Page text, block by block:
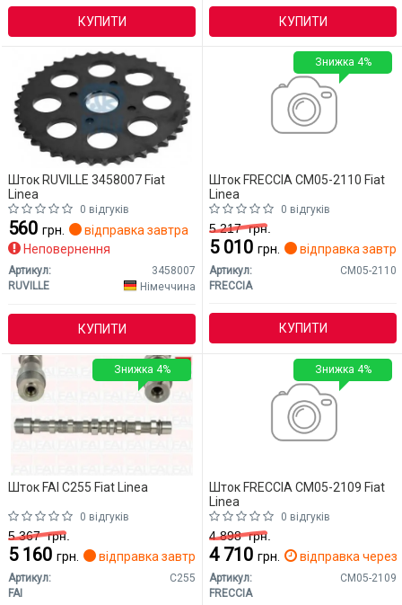
КУПИТИ КУПИТИ
Шток RUVILLE 3458007 Fiat
Linea
0 відгуків
560 грн.
відправка завтра
Неповернення
Артикул:
3458007
RUVILLE
Німеччина
КУПИТИ
Шток FRECCIA CM05-2110 Fiat
Linea
0 відгуків
5 217грн.
5 010 грн. відправка
Артикул:
CM05-2110
FRECCIA
КУПИТИ
Знижка 4%
Шток FAI C255 Fiat Linea
0 відгуків
5 367грн.
5 160 грн. відправка завтра
Артикул:
C255
FAI
Знижка 4%
Шток FRECCIA CM05-2109 Fiat
Linea
0 відгуків
4 898грн.
4 710 грн. відправка через
Артикул:
CM05-2109
FRECCIA
Знижка 4%